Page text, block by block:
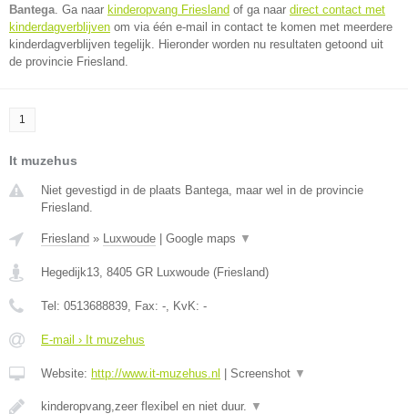
Bantega. Ga naar kinderopvang Friesland of ga naar direct contact met
kinderdagverblijven om via één e-mail in contact te komen met meerdere
kinderdagverblijven tegelijk. Hieronder worden nu resultaten getoond uit
de provincie Friesland.
1
It muzehus
Niet gevestigd in de plaats Bantega, maar wel in de provincie
Friesland.
Friesland » Luxwoude Google maps ▼
Hegedijk13, 8405 GR Luxwoude (Friesland)
Tel: 0513688839, Fax: -, KvK: -
E-mail › It muzehus
Website: http://www.it-muzehus.nl Screenshot ▼
kinderopvang,zeer flexibel en niet duur. ▼